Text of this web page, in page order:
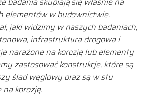
elementów w budownictwie.
jaki widzimy w naszych badaniach,
infrastruktura drogowa i
narażone na korozję lub elementy
zastosować konstrukcje, które są
ślad węglowy oraz są w stu
korozję.